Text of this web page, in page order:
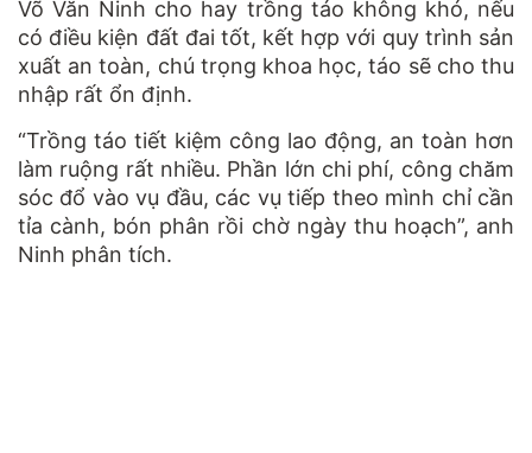
Võ Văn Ninh cho hay trồng táo không khó, nếu
có điều kiện đất đai tốt, kết hợp với quy trình sản
xuất an toàn, chú trọng khoa học, táo sẽ cho thu
nhập rất ổn định.
“Trồng táo tiết kiệm công lao động, an toàn hơn
làm ruộng rất nhiều. Phần lớn chi phí, công chăm
sóc đổ vào vụ đầu, các vụ tiếp theo mình chỉ cần
tỉa cành, bón phân rồi chờ ngày thu hoạch”, anh
Ninh phân tích.